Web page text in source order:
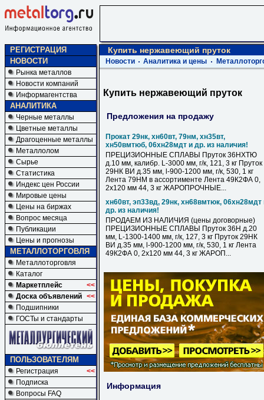
РЕГИСТРАЦИЯ
НОВОСТИ
Рынка металлов
Новости компаний
Информагентства
АНАЛИТИКА
Черные металлы
Цветные металлы
Драгоценные металлы
Металлолом
Сырье
Статистика
Индекс цен России
Мировые цены
Цены на биржах
Вопрос месяца
Публикации
Цены и прогнозы
МЕТАЛЛОТОРГОВЛЯ
Металлоторговля
Каталог
Маркетплейс
<<
Доска объявлений <<
Подшипники
ГОСТы и стандарты
ПОЛЬЗОВАТЕЛЯМ
Регистрация
<<
Подписка
Вопросы FAQ
Купить нержавеющий пруток
Новости Аналитика и цены
Купить нержавеющий пруток
Предложения на продажу
Прокат 29нк, хн60вт, 79нм, хн35вт,
хн50вмтюб, 06хн28мдт и др. из наличия!
ПРЕЦИЗИОННЫЕ СПЛАВЫ Пруток 36НХТЮ
д.10 мм, калибр. L-3000 мм, г/к, 121, 3 кг Пруток
29НК ВИ д.35 мм, l-900-1200 мм, г/к, 530, 1 кг
Лента 79НМ в ассортименте Лента 49К2ФА 0,
2х120 мм 44, 3 кг ЖАРОПРОЧНЫЕ...
хн60вт, эп33вд, 29нк, хн68вмтюк, 06хн28мдт
др. из наличия!
ПРОДАЕМ ИЗ НАЛИЧИЯ (цены договорные)
ПРЕЦИЗИОННЫЕ СПЛАВЫ Пруток 36Н д.20
мм, L-1300-1400 мм, г/к, 127, 3 кг Пруток 29НК
ВИ д.35 мм, l-900-1200 мм, г/к, 530, 1 кг Лента
49К2ФА 0, 2х120 мм 44, 3 кг ЖАРОП...
Информация